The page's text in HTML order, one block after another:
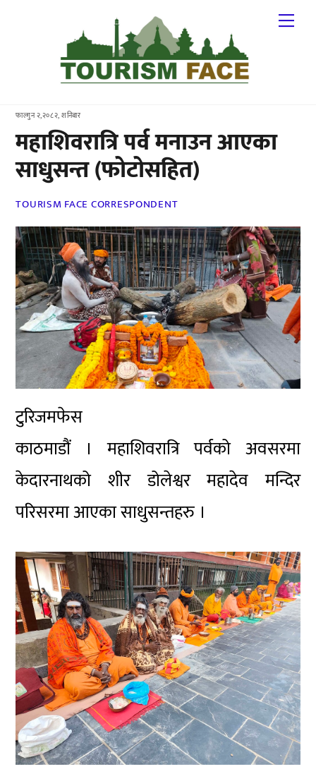
फाल्गुन २,२०८२, शनिबार
महाशिवरात्रि पर्व मनाउन आएका
साधुसन्त (फोटोसहित)
TOURISM FACE CORRESPONDENT
टुरिजमफेस
काठमाडौं । महाशिवरात्रि पर्वको अवसरमा
केदारनाथको शीर डोलेश्वर महादेव मन्दिर
परिसरमा आएका साधुसन्तहरु ।